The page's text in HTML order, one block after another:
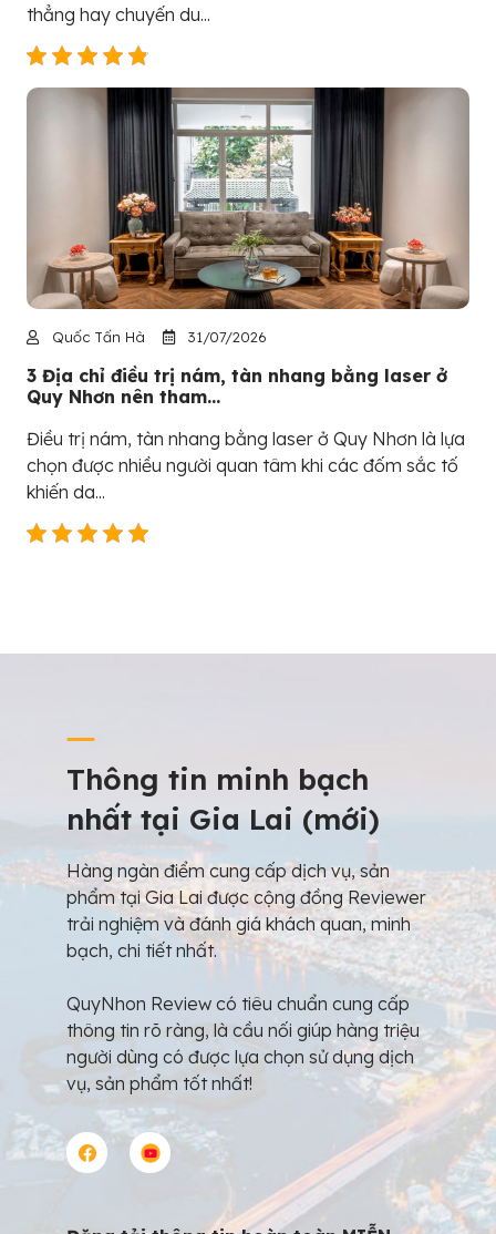
thẳng hay chuyến du...
Quốc Tấn Hà 31/07/2026
3 Địa chỉ điều trị nám, tàn nhang bằng laser ở
Quy Nhơn nên tham...
Điều trị nám, tàn nhang bằng laser ở Quy Nhơn là lựa
chọn được nhiều người quan tâm khi các đốm sắc tố
khiến da...
Thông tin minh bạch
nhất tại Gia Lai (mới)
Hàng ngàn điểm cung cấp dịch vụ, sản
phẩm tại Gia Lai được cộng đồng Reviewer
trải nghiệm và đánh giá khách quan, minh
bạch, chi tiết nhất.
QuyNhon Review có tiêu chuẩn cung cấp
thông tin rõ ràng, là cầu nối giúp hàng triệu
người dùng có được lựa chọn sử dụng dịch
vụ, sản phẩm tốt nhất!